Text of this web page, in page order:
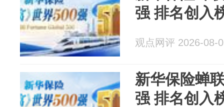
强 排名创入
观点网评 2026-08-
新华保险蝉
强 排名创入